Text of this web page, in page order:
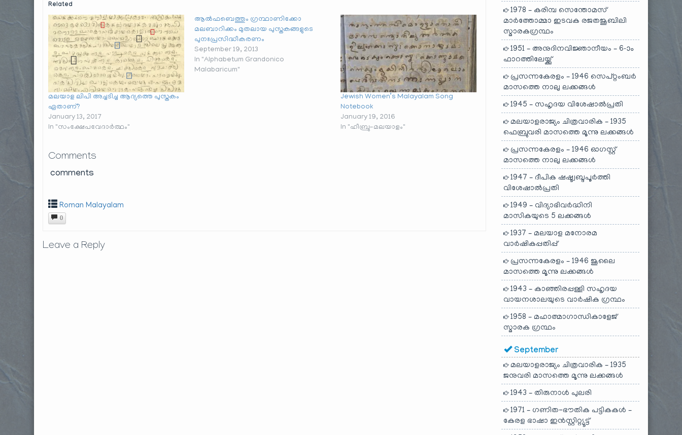
Related
മലയാള ലിപി അച്ചടിച്ച ആദ്യത്തെ പുസ്തകം
ഏതാണ്?
January 13, 2017
In "സംക്ഷേപവേദാർത്ഥം"
ആൽഫബെത്തും ഗ്രന്ഥാണിക്കോ
മലബാറിക്കം മുതലായ പുസ്തകങ്ങളുടെ
പുനഃപ്രസിദ്ധീകരണം
September 19, 2013
In "Alphabetum Grandonico
Malabaricum"
Jewish Women’s Malayalam Song
Notebook
January 19, 2016
In "ഹീബ്രു-മലയാളം"
Comments
comments
Roman Malayalam
0
Leave a Reply
1978 – കരിമ്പ സെന്തോമസ്
മാർത്തോമ്മാ ഇടവക രജതജൂബിലി
സ്മാരകഗ്രന്ഥം
1951 – അനുദിനവിജ്ഞാനീയം – 6-ാം
ഫാറത്തിലേയ്ക്കു്
പ്രസന്നകേരളം – 1946 സെപ്റ്റംബർ
മാസത്തെ നാലു ലക്കങ്ങൾ
1945 – സഹൃദയ വിശേഷാൽപ്രതി
മലയാളരാജ്യം ചിത്രവാരിക – 1935
ഫെബ്രുവരി മാസത്തെ മൂന്നു ലക്കങ്ങൾ
പ്രസന്നകേരളം – 1946 ഓഗസ്റ്റ്
മാസത്തെ നാലു ലക്കങ്ങൾ
1947 – ദീപിക ഷഷ്ട്വബ്ദപൂർത്തി
വിശേഷാൽപ്രതി
1949 – വിദ്യാഭിവർദ്ധിനി
മാസികയുടെ 5 ലക്കങ്ങൾ
1937 – മലയാള മനോരമ
വാർഷികപ്പതിപ്പ്
പ്രസന്നകേരളം – 1946 ജൂലൈ
മാസത്തെ മൂന്നു ലക്കങ്ങൾ
1943 – കാഞ്ഞിരപ്പള്ളി സഹൃദയ
വായനശാലയുടെ വാർഷിക ഗ്രന്ഥം
1958 – മഹാത്മാഗാന്ധികാളേജ്
സ്മാരക ഗ്രന്ഥം
September
മലയാളരാജ്യം ചിത്രവാരിക – 1935
ജനുവരി മാസത്തെ മൂന്നു ലക്കങ്ങൾ
1943 – തിരുനാൾ പുലരി
1971 – ഗണിത-ഭൗതിക പട്ടികകൾ –
കേരള ഭാഷാ ഇൻസ്റ്റിറ്റ്യൂട്ട്